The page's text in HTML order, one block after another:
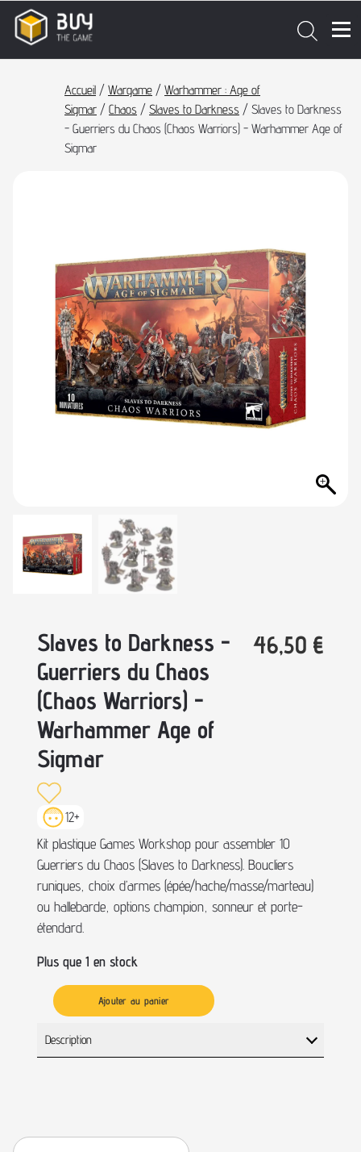
Accueil / Wargame / Warhammer : Age of
Sigmar / Chaos / Slaves to Darkness / Slaves to Darkness
- Guerriers du Chaos (Chaos Warriors) - Warhammer Age of
Sigmar
Slaves to Darkness -
Guerriers du Chaos
(Chaos Warriors) -
Warhammer Age of
Sigmar
46,50 €
12+
Kit plastique Games Workshop pour assembler 10
Guerriers du Chaos (Slaves to Darkness). Boucliers
runiques, choix d’armes (épée/hache/masse/marteau)
ou hallebarde, options champion, sonneur et porte-
étendard.
Plus que 1 en stock
Ajouter au panier
Description